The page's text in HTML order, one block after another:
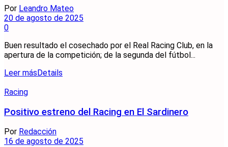
Por Leandro Mateo
20 de agosto de 2025
0
Buen resultado el cosechado por el Real Racing Club, en la
apertura de la competición; de la segunda del fútbol...
Leer másDetails
Racing
Positivo estreno del Racing en El Sardinero
Por Redacción
16 de agosto de 2025